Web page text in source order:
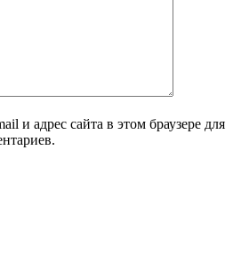
и адрес сайта в этом браузере для